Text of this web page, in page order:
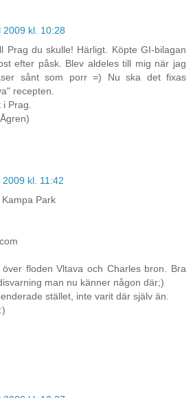
2009 kl. 10:28
Prag du skulle! Härligt. Köpte GI-bilagan
efter påsk. Blev aldeles till mig när jag
sånt som porr =) Nu ska det fixas
recepten.
i Prag.
2009 kl. 11:42
Park
floden Vltava och Charles bron. Bra
man nu känner någon där;)
stället, inte varit där själv än.